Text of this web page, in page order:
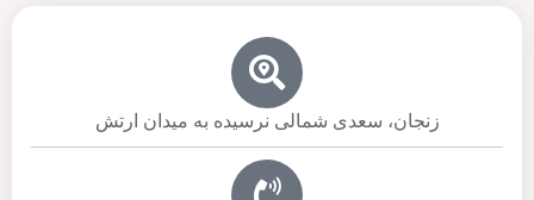
زنجان، سعدی شمالی نرسیده به میدان ارتش